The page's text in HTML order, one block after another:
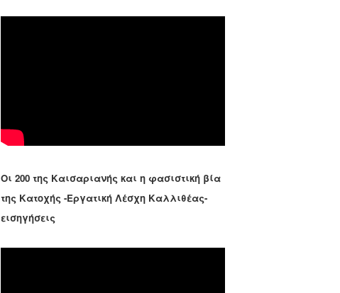
Οι 200 της Καισαριανής και η φασιστική βία
της Κατοχής -Εργατική Λέσχη Καλλιθέας-
εισηγήσεις